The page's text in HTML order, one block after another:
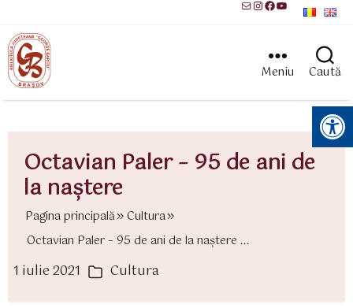
MailInstagram
Facebook
YouTube
Meniu Caută
Instrumente pentru accesibilitate
Octavian Paler – 95 de ani de
la naştere
Pagina principală
Cultura
Octavian Paler – 95 de ani de la naştere ...
1 iulie 2021 Categorii
Cultura